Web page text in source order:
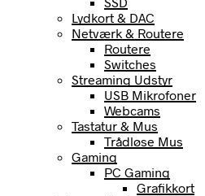
Lydkort & DAC
Netværk & Routere
Routere
Switches
Streaming Udstyr
USB Mikrofoner
Webcams
Tastatur & Mus
Trådløse Mus
Gaming
PC Gaming
Grafikkort